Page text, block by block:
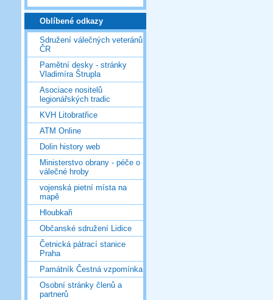
Oblíbené odkazy
Sdružení válečných veteránů
ČR
Pamětní desky - stránky
Vladimíra Štrupla
Asociace nositelů
legionářských tradic
KVH Litobratřice
ATM Online
Dolin history web
Ministerstvo obrany - péče o
válečné hroby
vojenská pietní místa na
mapě
Hloubkaři
Občanské sdružení Lidice
Četnická pátrací stanice
Praha
Památník Čestná vzpomínka
Osobní stránky členů a
partnerů